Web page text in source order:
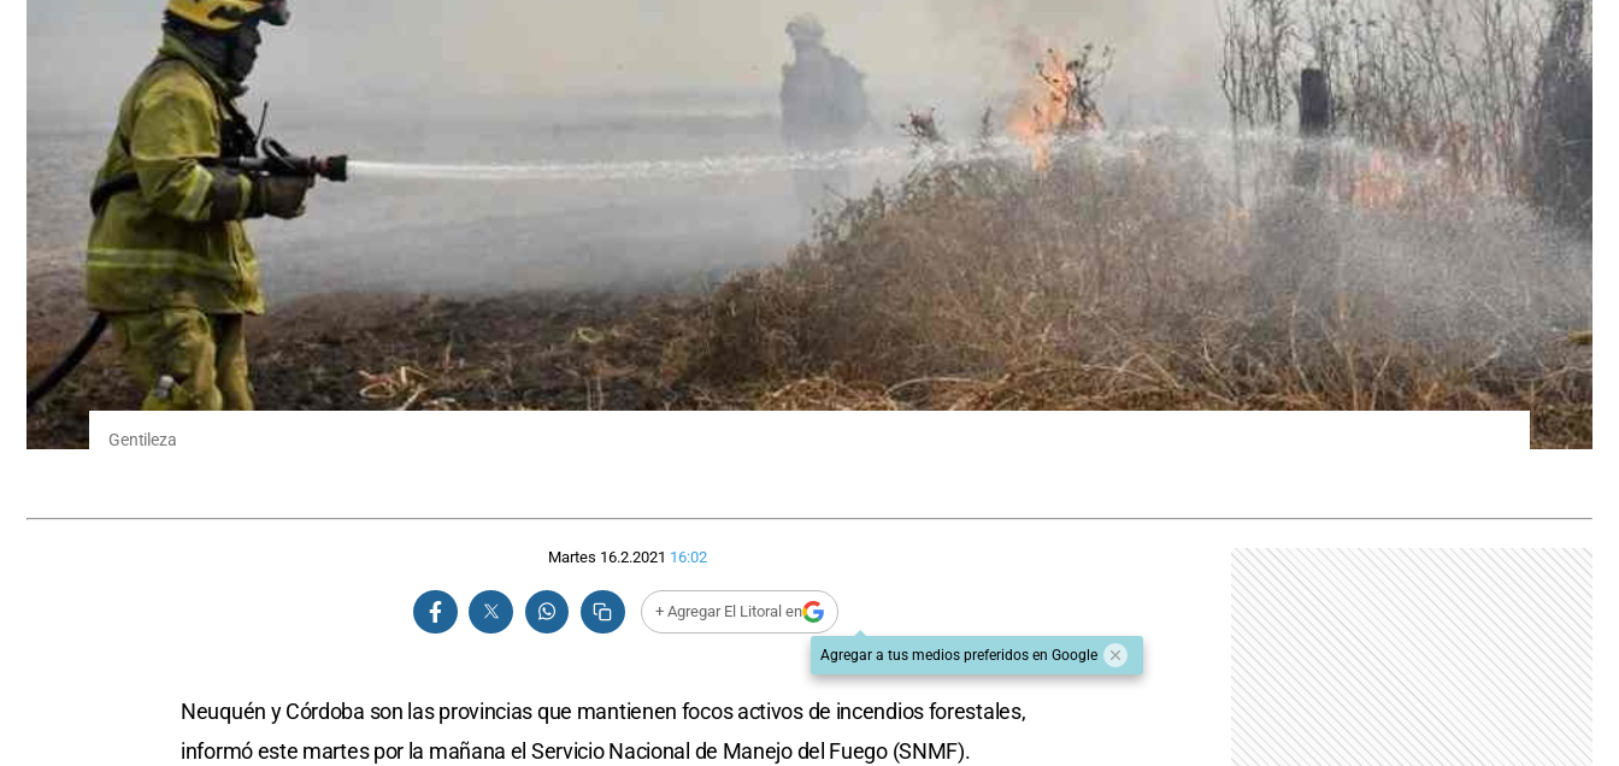
Gentileza
Martes 16.2.2021 16:02
+ Agregar El Litoral en
Agregar a tus medios preferidos en Google
Neuquén y Córdoba son las provincias que mantienen focos activos de incendios forestales,
informó este martes por la mañana el Servicio Nacional de Manejo del Fuego (SNMF).